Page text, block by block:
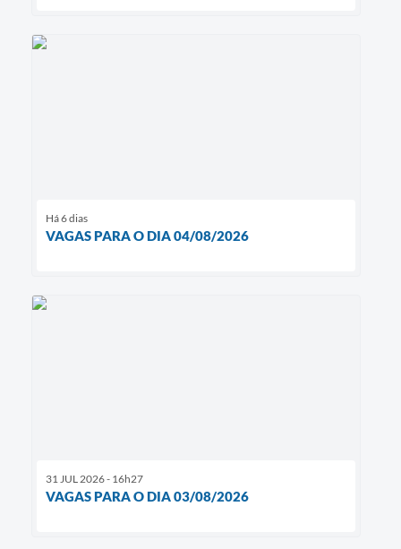
Há 6 dias
VAGAS PARA O DIA 04/08/2026
31 JUL 2026 - 16h27
VAGAS PARA O DIA 03/08/2026